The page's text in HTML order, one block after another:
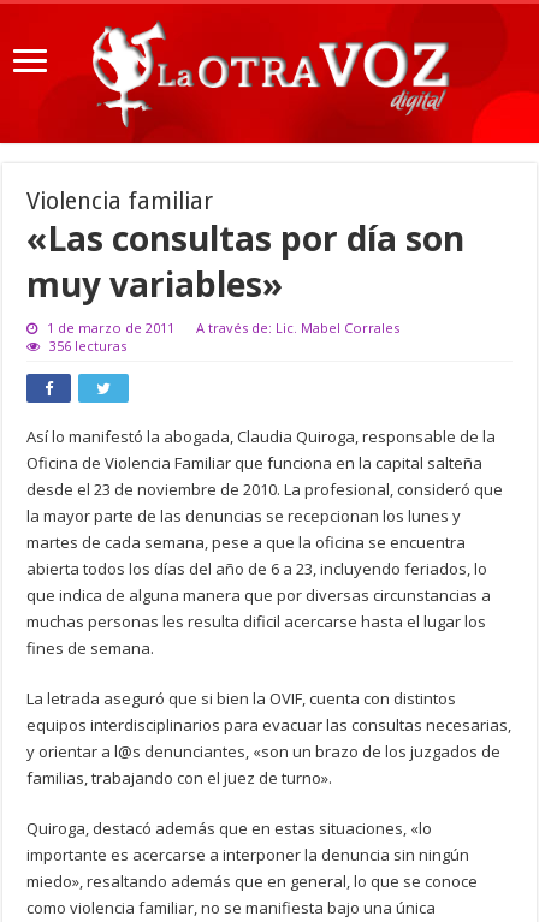
Violencia familiar
«Las consultas por día son
muy variables»
1 de marzo de 2011
A través de: Lic. Mabel Corrales
356 lecturas
Así lo manifestó la abogada, Claudia Quiroga, responsable de la
Oficina de Violencia Familiar que funciona en la capital salteña
desde el 23 de noviembre de 2010. La profesional, consideró que
la mayor parte de las denuncias se recepcionan los lunes y
martes de cada semana, pese a que la oficina se encuentra
abierta todos los días del año de 6 a 23, incluyendo feriados, lo
que indica de alguna manera que por diversas circunstancias a
muchas personas les resulta dificil acercarse hasta el lugar los
fines de semana.
La letrada aseguró que si bien la OVIF, cuenta con distintos
equipos interdisciplinarios para evacuar las consultas necesarias,
y orientar a l@s denunciantes, «son un brazo de los juzgados de
familias, trabajando con el juez de turno».
Quiroga, destacó además que en estas situaciones, «lo
importante es acercarse a interponer la denuncia sin ningún
miedo», resaltando además que en general, lo que se conoce
como violencia familiar, no se manifiesta bajo una única